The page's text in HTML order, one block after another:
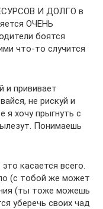
И ДОЛГО в
ОЧЕНЬ
боятся
что-то случится
и прививает
не рискуй и
я хочу прыгнуть с
Понимаешь
касается всего.
(с тобой же может
(ты тоже можешь
уберечь своих чад